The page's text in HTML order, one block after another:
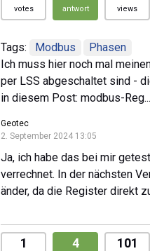
votes antwort views
Tags: Modbus
Phasen
Ich muss hier noch mal
per LSS abgeschaltet sind -
in diesem Post: modbus-Reg...
Geotec
2. September 2024 13:05
Ja, ich habe das bei mir
verrechnet. In der nächsten
änder, da die Register direkt
1 4 101